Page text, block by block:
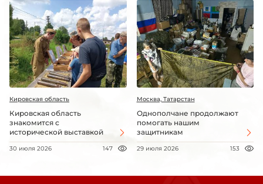
Кировская область
Кировская область
знакомится с
исторической выставкой
30 июля 2026 147
Москва, Татарстан
Однополчане продолжают
помогать нашим
защитникам
29 июля 2026 153